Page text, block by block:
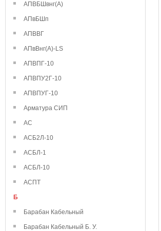
АПВБШвнг(А)
АПвБШп
АПВВГ
АПвВнг(А)-LS
АПВПГ-10
АПВПУ2Г-10
АПВПУГ-10
Арматура СИП
АС
АСБ2Л-10
АСБЛ-1
АСБЛ-10
АСПТ
Б
Барабан Кабельный
Барабан Кабельный Б. У.